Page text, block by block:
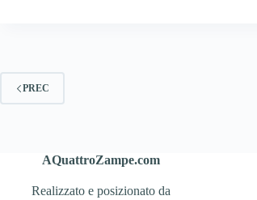
PREC
AQuattroZampe.com
Realizzato e posizionato da